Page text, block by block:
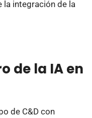
la integración de la
de la IA en
de C&D con